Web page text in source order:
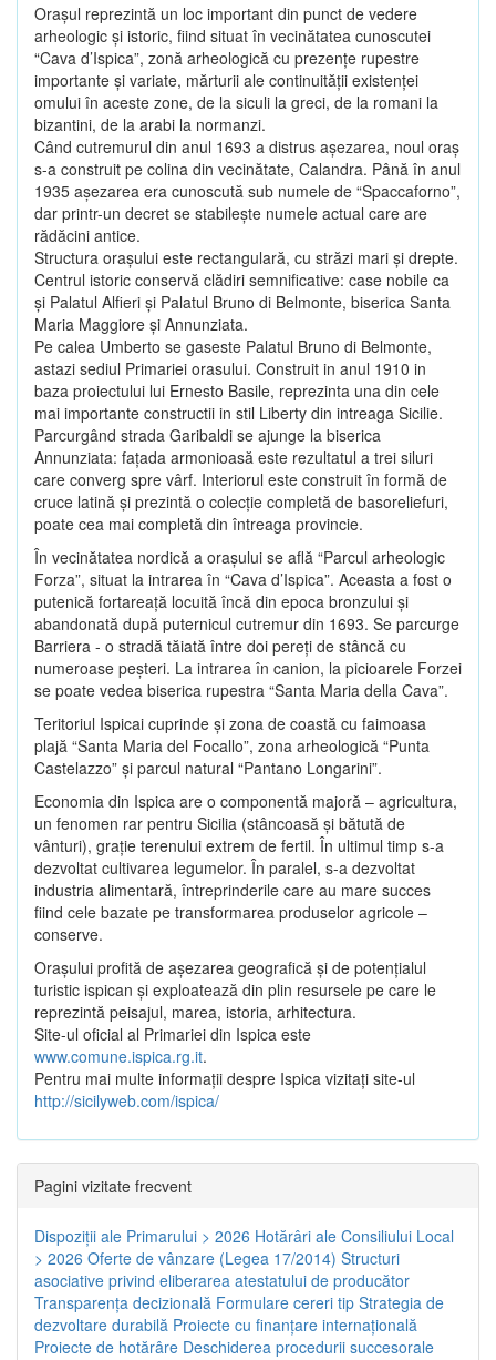
Oraşul reprezintă un loc important din punct de vedere
arheologic şi istoric, fiind situat în vecinătatea cunoscutei
“Cava d’Ispica”, zonă arheologică cu prezenţe rupestre
importante şi variate, mărturii ale continuităţii existenţei
omului în aceste zone, de la siculi la greci, de la romani la
bizantini, de la arabi la normanzi.
Când cutremurul din anul 1693 a distrus aşezarea, noul oraş
s-a construit pe colina din vecinătate, Calandra. Până în anul
1935 aşezarea era cunoscută sub numele de “Spaccaforno”,
dar printr-un decret se stabileşte numele actual care are
rădăcini antice.
Structura oraşului este rectangulară, cu străzi mari şi drepte.
Centrul istoric conservă clădiri semnificative: case nobile ca
şi Palatul Alfieri şi Palatul Bruno di Belmonte, biserica Santa
Maria Maggiore şi Annunziata.
Pe calea Umberto se gaseste Palatul Bruno di Belmonte,
astazi sediul Primariei orasului. Construit in anul 1910 in
baza proiectului lui Ernesto Basile, reprezinta una din cele
mai importante constructii in stil Liberty din intreaga Sicilie.
Parcurgând strada Garibaldi se ajunge la biserica
Annunziata: faţada armonioasă este rezultatul a trei siluri
care converg spre vârf. Interiorul este construit în formă de
cruce latină şi prezintă o colecţie completă de basoreliefuri,
poate cea mai completă din întreaga provincie.
În vecinătatea nordică a oraşului se află “Parcul arheologic
Forza”, situat la intrarea în “Cava d’Ispica”. Aceasta a fost o
putenică fortareaţă locuită încă din epoca bronzului şi
abandonată după puternicul cutremur din 1693. Se parcurge
Barriera - o stradă tăiată între doi pereţi de stâncă cu
numeroase peşteri. La intrarea în canion, la picioarele Forzei
se poate vedea biserica rupestra “Santa Maria della Cava”.
Teritoriul Ispicai cuprinde şi zona de coastă cu faimoasa
plajă “Santa Maria del Focallo”, zona arheologică “Punta
Castelazzo” şi parcul natural “Pantano Longarini”.
Economia din Ispica are o componentă majoră – agricultura,
un fenomen rar pentru Sicilia (stâncoasă şi bătută de
vânturi), graţie terenului extrem de fertil. În ultimul timp s-a
dezvoltat cultivarea legumelor. În paralel, s-a dezvoltat
industria alimentară, întreprinderile care au mare succes
fiind cele bazate pe transformarea produselor agricole –
conserve.
Oraşului profită de aşezarea geografică şi de potenţialul
turistic ispican şi exploatează din plin resursele pe care le
reprezintă peisajul, marea, istoria, arhitectura.
Site-ul oficial al Primariei din Ispica este
www.comune.ispica.rg.it.
Pentru mai multe informaţii despre Ispica vizitaţi site-ul
http://sicilyweb.com/ispica/
Pagini vizitate frecvent
Dispoziţii ale Primarului > 2026 Hotărâri ale Consiliului Local
> 2026 Oferte de vânzare (Legea 17/2014) Structuri
asociative privind eliberarea atestatului de producător
Transparenţa decizională Formulare cereri tip Strategia de
dezvoltare durabilă Proiecte cu finanţare internaţională
Proiecte de hotărâre Deschiderea procedurii succesorale